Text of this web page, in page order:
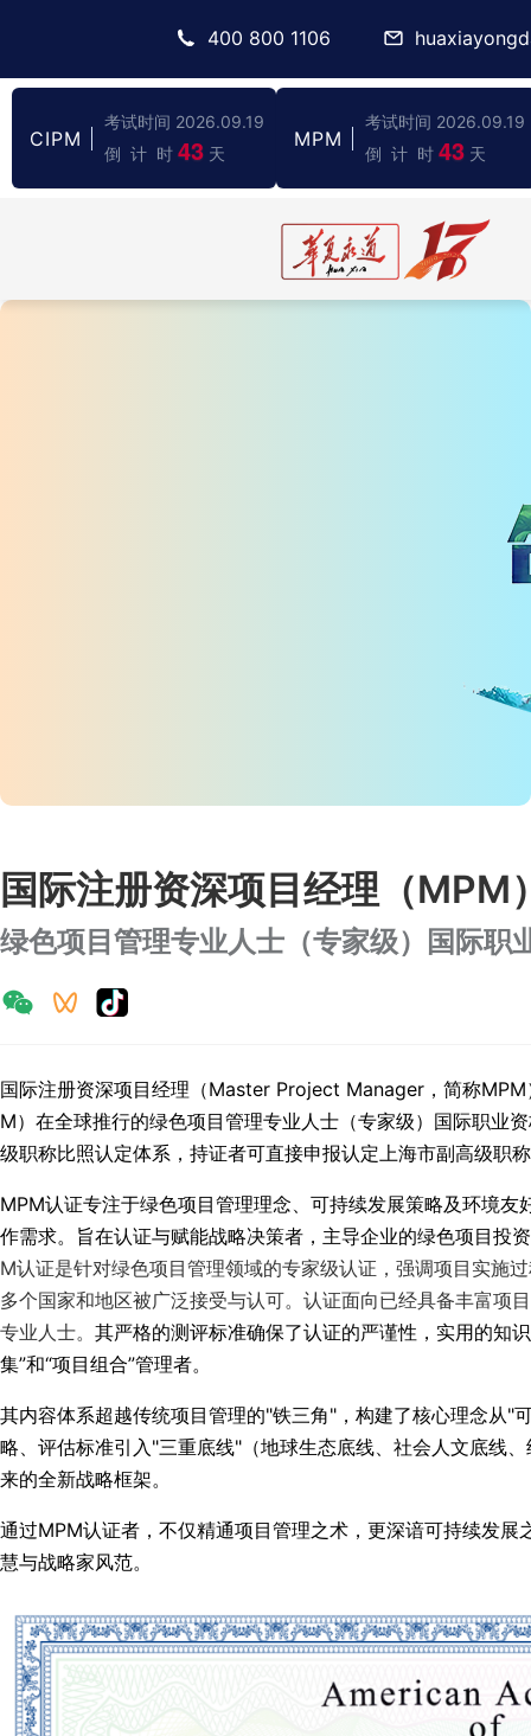
400 800 1106
CIPM
考试时间 2026.09.19
倒 计 时 43 天
MPM
考试时间 2026.09.19
倒 计 时 43 天
国际注册资深项目经理（MPM
绿色项目管理专业人士（专家级）国际职
国际注册资深项目经理（Master Project Manager，简称
M）在全球推行的绿色项目管理专业人士（专家级）国际职业
级职称比照认定体系，持证者可直接申报认定上海市副高级职
MPM认证专注于绿色项目管理理念、可持续发展策略及环境
作需求。旨在认证与赋能战略决策者，主导企业的绿色项目投
M认证是针对绿色项目管理领域的专家级认证，强调项目实施
多个国家和地区被广泛接受与认可。认证面向已经具备丰富项
专业人士。 其严格的测评标准确保了认证的严谨性，实用的知
集”和“项目组合”管理者。
其内容体系超越传统项目管理的"铁三角"，构建了核心理念从"
略、评估标准引入"三重底线"（地球生态底线、社会人文底线
来的全新战略框架。
通过MPM认证者，不仅精通项目管理之术，更深谙可持续发
慧与战略家风范。